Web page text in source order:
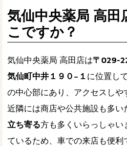
気仙中央薬局 高田
こですか？
気仙中央薬局 高田店は〒029-
気仙町中井１９０−１ に位置し
の中心部にあり、アクセスしや
近隣には商店や公共施設も多い
立ち寄る方も多くいらっしゃい
ているため、車での来店も便利